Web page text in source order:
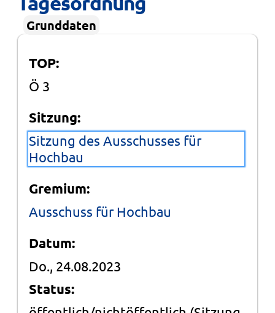
Grunddaten
TOP:
Ö 3
Sitzung:
Sitzung des Ausschusses für
Hochbau
Gremium:
Ausschuss für Hochbau
Datum:
Do., 24.08.2023
Status: